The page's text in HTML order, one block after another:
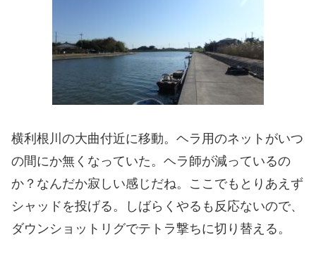
横利根川の大曲付近に移動。ヘラ用のネットがいつ
の間にか無くなっていた。ヘラ師が減っているの
か？なんだか寂しい感じだね。ここでもとりあえず
シャッドを投げる。しばらくやるも反応ないので、
ダウンショットリグでテトラ撃ちに切り替える。